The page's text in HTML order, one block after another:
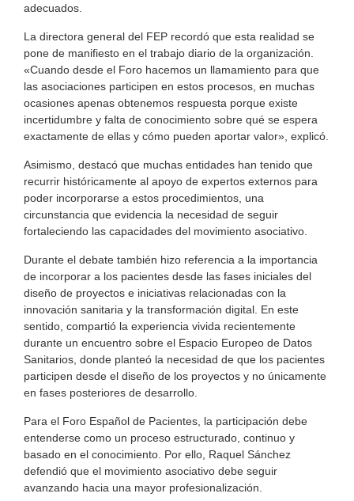
adecuados.
La directora general del FEP recordó que esta realidad se
pone de manifiesto en el trabajo diario de la organización.
«Cuando desde el Foro hacemos un llamamiento para que
las asociaciones participen en estos procesos, en muchas
ocasiones apenas obtenemos respuesta porque existe
incertidumbre y falta de conocimiento sobre qué se espera
exactamente de ellas y cómo pueden aportar valor», explicó.
Asimismo, destacó que muchas entidades han tenido que
recurrir históricamente al apoyo de expertos externos para
poder incorporarse a estos procedimientos, una
circunstancia que evidencia la necesidad de seguir
fortaleciendo las capacidades del movimiento asociativo.
Durante el debate también hizo referencia a la importancia
de incorporar a los pacientes desde las fases iniciales del
diseño de proyectos e iniciativas relacionadas con la
innovación sanitaria y la transformación digital. En este
sentido, compartió la experiencia vivida recientemente
durante un encuentro sobre el Espacio Europeo de Datos
Sanitarios, donde planteó la necesidad de que los pacientes
participen desde el diseño de los proyectos y no únicamente
en fases posteriores de desarrollo.
Para el Foro Español de Pacientes, la participación debe
entenderse como un proceso estructurado, continuo y
basado en el conocimiento. Por ello, Raquel Sánchez
defendió que el movimiento asociativo debe seguir
avanzando hacia una mayor profesionalización.